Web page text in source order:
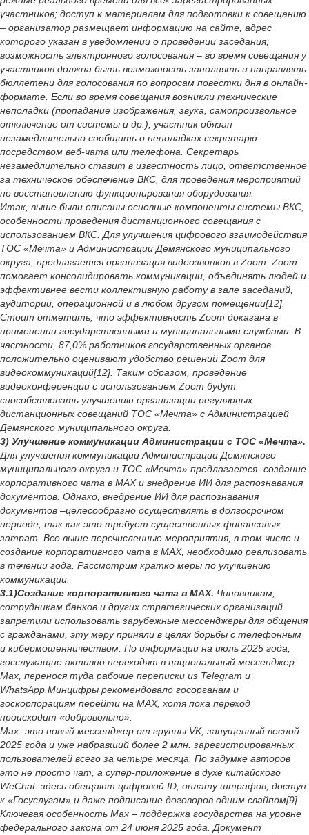
участников; доступ к материалам для подготовки к совещанию
– организатор размещает информацию на сайте, адрес
которого указан в уведомлении о проведении заседания;
возможность электронного голосования – во время совещания у
участников должна быть возможность заполнять и направлять
бюллетени для голосования по вопросам повестки дня в онлайн-
формате. Если во время совещания возникли технические
неполадки (пропадание изображения, звука, самопроизвольное
отключение от системы и др.), участник обязан
незамедлительно сообщить о неполадках секретарю
посредством веб-чата или телефона. Секретарь
незамедлительно ставит в известность лицо, ответственное
за техническое обеспечение ВКС, для проведения мероприятий
по восстановлению функционирования оборудования.
Итак, выше были описаны основные компоненты системы ВКС,
особенности проведения дистанционного совещания с
использованием ВКС. Для улучшения цифрового взаимодействия
ТОС «Мечта» и Администрации Демянского муниципального
округа, предлагается организация видеозвонков в Zoom. Zoom
помогает консолидировать коммуникации, объединять людей и
эффективнее вести коллективную работу в зале заседаний,
аудитории, операционной и в любом другом помещении[12].
Стоит отметить, что эффективность Zoom доказана в
применении государственными и муниципальными службами. В
частности, 87,0% работников государственных органов
положительно оценивают удобство решений Zoom для
видеокоммуникаций[12]. Таким образом, проведение
видеоконференции с использованием Zoom будут
способствовать улучшению организации регулярных
дистанционных совещаний ТОС «Мечта» с Администрацией
Демянского муниципального округа.
3) Улучшение коммуникации Администрации с ТОС «Мечта».
Для улучшения коммуникации Администрации Демянского
муниципального округа и ТОС «Мечта» предлагается- создание
корпоративного чата в МАХ и внедрение ИИ для распознавания
документов. Однако, внедрение ИИ для распознавания
документов –целесообразно осуществлять в долгосрочном
периоде, так как это требует существенных финансовых
затрат. Все выше перечисленные мероприятия, в том числе и
создание корпоративного чата в МАХ, необходимо реализовать
в течении года. Рассмотрим кратко меры по улучшению
коммуникации.
3.1)Создание корпоративного чата в МАХ. Чиновникам,
сотрудникам банков и других стратегических организаций
запретили использовать зарубежные мессенджеры для общения
с гражданами, эту меру приняли в целях борьбы с телефонным
и кибермошенничеством. По информации на июль 2025 года,
госслужащие активно переходят в национальный мессенджер
Max, перенося туда рабочие переписки из Telegram и
WhatsApp.Минцифры рекомендовало госорганам и
госкорпорациям перейти на MAX, хотя пока переход
происходит «добровольно».
Max -это новый мессенджер от группы VK, запущенный весной
2025 года и уже набравший более 2 млн. зарегистрированных
пользователей всего за четыре месяца. По задумке авторов
это не просто чат, а супер-приложение в духе китайского
WeChat: здесь обещают цифровой ID, оплату штрафов, доступ
к «Госуслугам» и даже подписание договоров одним свайпом[9].
Ключевая особенность Max – поддержка государства на уровне
федерального закона от 24 июня 2025 года. Документ